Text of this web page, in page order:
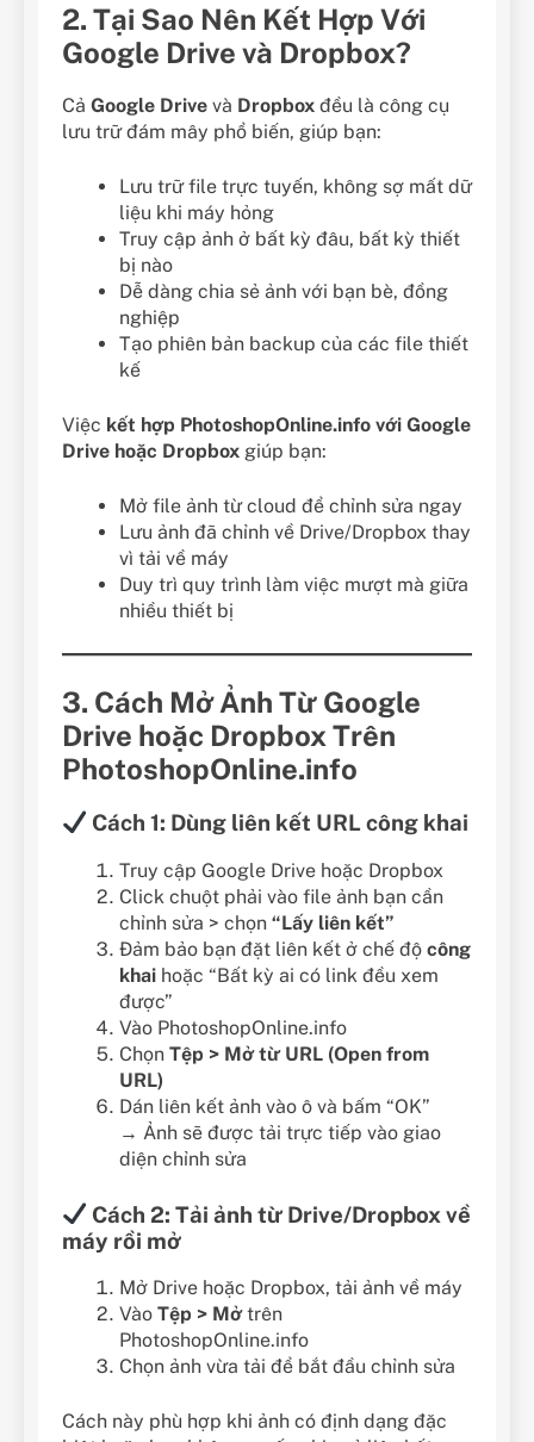
2. Tại Sao Nên Kết Hợp Với
Google Drive và Dropbox?
Cả Google Drive và Dropbox đều là công cụ
lưu trữ đám mây phổ biến, giúp bạn:
Lưu trữ file trực tuyến, không sợ mất dữ
liệu khi máy hỏng
Truy cập ảnh ở bất kỳ đâu, bất kỳ thiết
bị nào
Dễ dàng chia sẻ ảnh với bạn bè, đồng
nghiệp
Tạo phiên bản backup của các file thiết
kế
Việc kết hợp PhotoshopOnline.info với Google
Drive hoặc Dropbox giúp bạn:
Mở file ảnh từ cloud để chỉnh sửa ngay
Lưu ảnh đã chỉnh về Drive/Dropbox thay
vì tải về máy
Duy trì quy trình làm việc mượt mà giữa
nhiều thiết bị
3. Cách Mở Ảnh Từ Google
Drive hoặc Dropbox Trên
PhotoshopOnline.info
Cách 1: Dùng liên kết URL công khai
Truy cập Google Drive hoặc Dropbox
Click chuột phải vào file ảnh bạn cần
chỉnh sửa > chọn “Lấy liên kết”
Đảm bảo bạn đặt liên kết ở chế độ công
khai hoặc “Bất kỳ ai có link đều xem
được”
Vào PhotoshopOnline.info
Chọn Tệp > Mở từ URL (Open from
URL)
Dán liên kết ảnh vào ô và bấm “OK”
→ Ảnh sẽ được tải trực tiếp vào giao
diện chỉnh sửa
Cách 2: Tải ảnh từ Drive/Dropbox về
máy rồi mở
Mở Drive hoặc Dropbox, tải ảnh về máy
Vào Tệp > Mởtrên
PhotoshopOnline.info
Chọn ảnh vừa tải để bắt đầu chỉnh sửa
Cách này phù hợp khi ảnh có định dạng đặc